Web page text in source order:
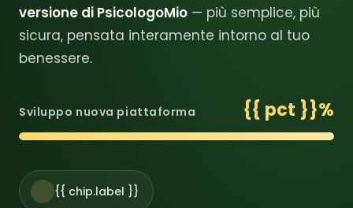
versione di PsicologoMio — più semplice, più
sicura, pensata interamente intorno al tuo
benessere.
Sviluppo nuova piattaforma {{ pct }}%
{{ chip.label }}